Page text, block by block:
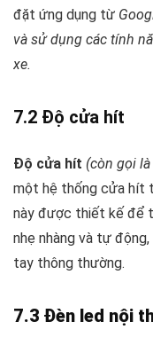
đặt ứng dụng từ
và sử dụng các tính
xe.
7.2 Độ cửa hít
Độ cửa hít (còn gọi
một hệ thống cửa hít
này được thiết kế để
nhẹ nhàng và tự
tay thông thường.
7.3 Đèn led nội